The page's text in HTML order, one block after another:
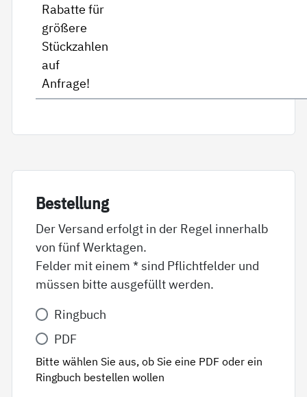
Rabatte für
größere
Stückzahlen
auf
Anfrage!
Be­stel­lung
Der Versand erfolgt in der Regel innerhalb
von fünf Werktagen.
Felder mit einem * sind Pflichtfelder und
müssen bitte ausgefüllt werden.
Variante*
Ringbuch
PDF
Bitte wählen Sie aus, ob Sie eine PDF oder ein
Ringbuch bestellen wollen